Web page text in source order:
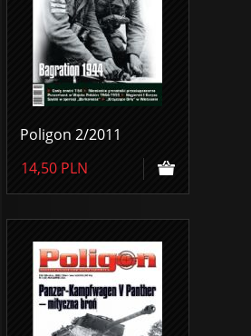
Poligon 2/2011
14,50 PLN